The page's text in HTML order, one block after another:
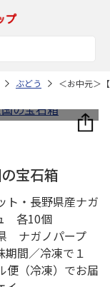
ぶどう ＜お中元＞
宝石箱
ト・長野県産ナガ
各10個
ナガノパープ
間／冷凍で１
（冷凍）でお届